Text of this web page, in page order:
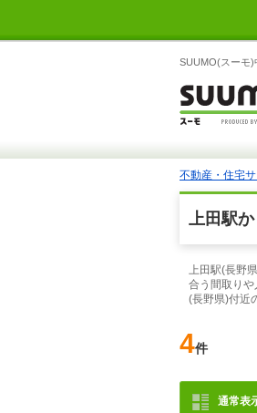
SUUMO(スーモ)
不動産・住宅
上田駅
上田駅(長野
合う間取り
(長野県)付近
4件
通常表